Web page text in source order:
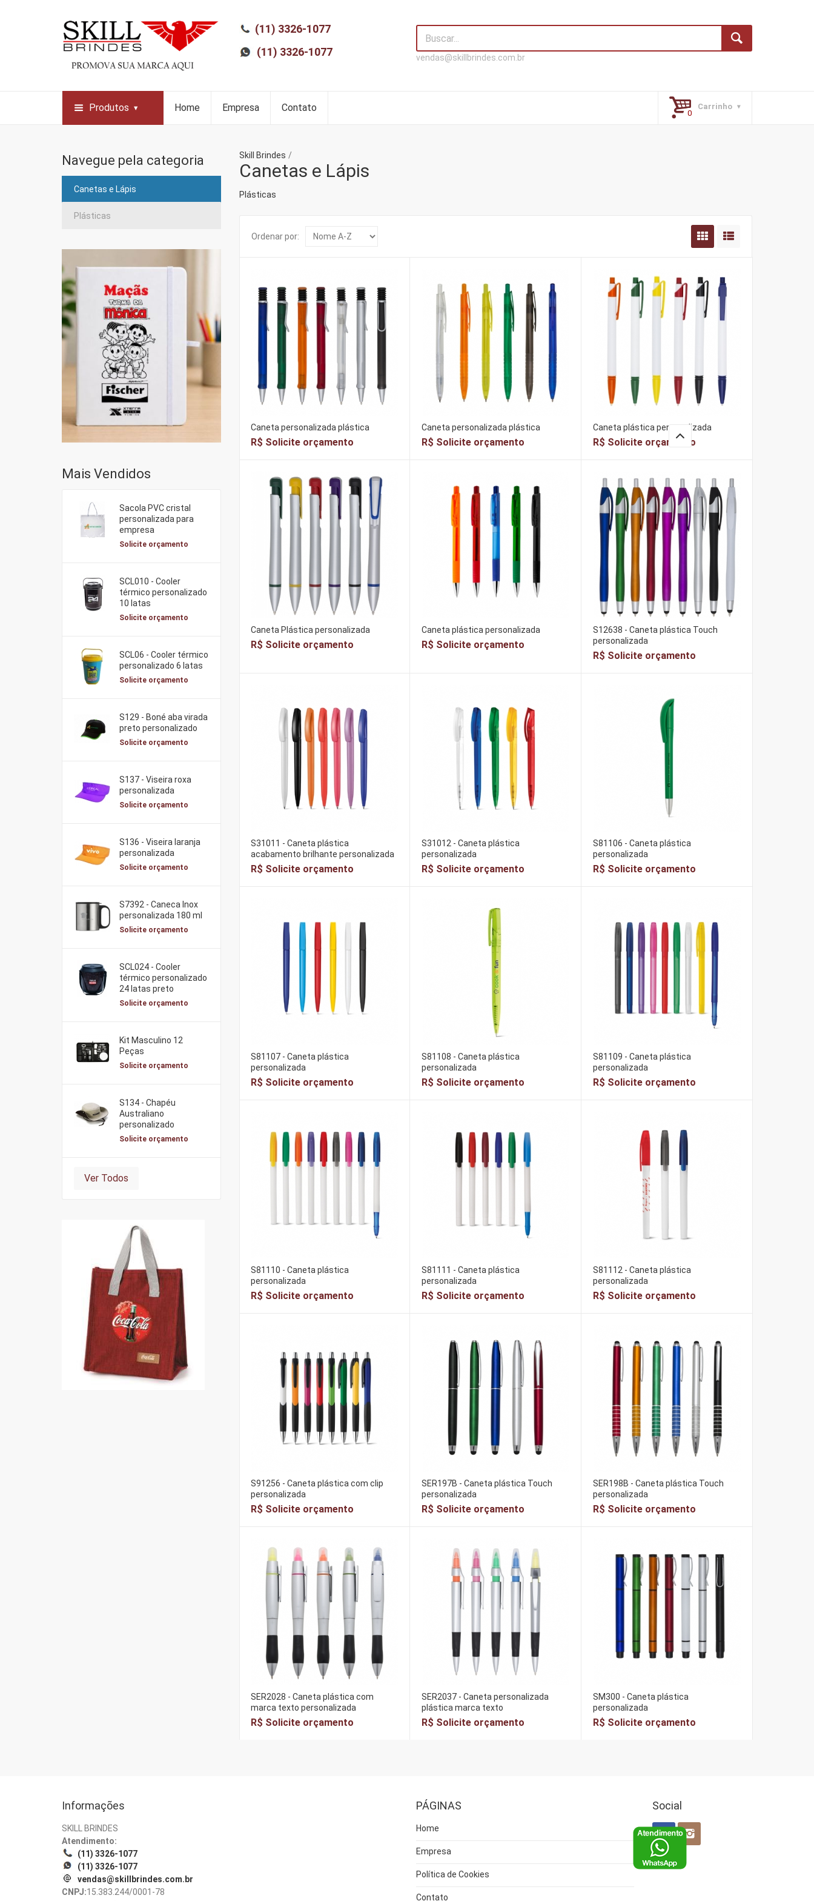
(11) 3326-1077
(11) 3326-1077
vendas@skillbrindes.com.br
Produtos Home Empresa Contato Carrinho
Navegue pela categoria
Canetas e Lápis
Plásticas
Mais Vendidos
Sacola PVC cristal
personalizada para
empresa
Solicite orçamento
SCL010 - Cooler
térmico personalizado
10 latas
Solicite orçamento
SCL06 - Cooler térmico
personalizado 6 latas
Solicite orçamento
S129 - Boné aba virada
preto personalizado
Solicite orçamento
S137 - Viseira roxa
personalizada
Solicite orçamento
S136 - Viseira laranja
personalizada
Solicite orçamento
S7392 - Caneca Inox
personalizada 180 ml
Solicite orçamento
SCL024 - Cooler
térmico personalizado
24 latas preto
Solicite orçamento
Kit Masculino 12
Peças
Solicite orçamento
S134 - Chapéu
Australiano
personalizado
Solicite orçamento
Ver Todos
Skill Brindes
Canetas e Lápis
Plásticas
Ordenar por:
Caneta personalizada plástica
R$ Solicite orçamento
Caneta personalizada plástica
R$ Solicite orçamento
Caneta plástica personalizada
R$ Solicite orçamento
Caneta Plástica personalizada
R$ Solicite orçamento
Caneta plástica personalizada
R$ Solicite orçamento
S12638 - Caneta plástica Touch
personalizada
R$ Solicite orçamento
S31011 - Caneta plástica
acabamento brilhante personalizada
R$ Solicite orçamento
S31012 - Caneta plástica
personalizada
R$ Solicite orçamento
S81106 - Caneta plástica
personalizada
R$ Solicite orçamento
S81107 - Caneta plástica
personalizada
R$ Solicite orçamento
S81108 - Caneta plástica
personalizada
R$ Solicite orçamento
S81109 - Caneta plástica
personalizada
R$ Solicite orçamento
S81110 - Caneta plástica
personalizada
R$ Solicite orçamento
S81111 - Caneta plástica
personalizada
R$ Solicite orçamento
S81112 - Caneta plástica
personalizada
R$ Solicite orçamento
S91256 - Caneta plástica com clip
personalizada
R$ Solicite orçamento
SER197B - Caneta plástica Touch
personalizada
R$ Solicite orçamento
SER198B - Caneta plástica Touch
personalizada
R$ Solicite orçamento
SER2028 - Caneta plástica com
marca texto personalizada
R$ Solicite orçamento
SER2037 - Caneta personalizada
plástica marca texto
R$ Solicite orçamento
SM300 - Caneta plástica
personalizada
R$ Solicite orçamento
Informações
SKILL BRINDES
Atendimento:
(11) 3326-1077
(11) 3326-1077
vendas@skillbrindes.com.br
CNPJ:15.383.244/0001-78
PÁGINAS
Home
Empresa
Política de Cookies
Contato
Social